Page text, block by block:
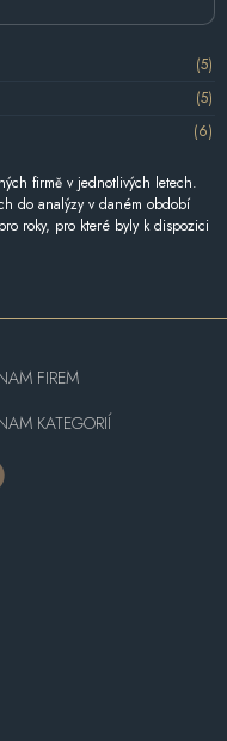
(5)
(5)
(6)
firmě v jednotlivých letech.
do analýzy v daném období
roky, pro které byly k dispozici
FIREM
KATEGORIÍ